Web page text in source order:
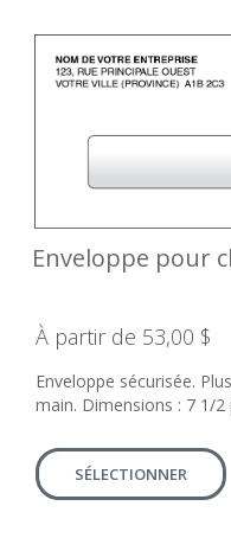
Enveloppe pour
À partir de 53,00 $
Enveloppe sécurisée.
main. Dimensions : 7 1/
SÉLECTIONNER